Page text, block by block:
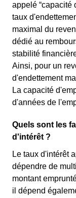
appelé “capacité
taux
maximal du
dédié au
stabilité
Ainsi, pour un
d'endettement
La capacité
d'années de
Quels sont les
d'intérêt ?
Le taux d'intérêt
dépendre de
montant
il dépend